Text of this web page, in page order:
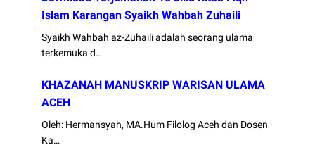
Islam Karangan Syaikh Wahbah Zuhaili
Syaikh Wahbah az-Zuhaili adalah seorang ulama
terkemuka d…
KHAZANAH MANUSKRIP WARISAN ULAMA
ACEH
Oleh: Hermansyah, MA.Hum Filolog Aceh dan Dosen
Ka…